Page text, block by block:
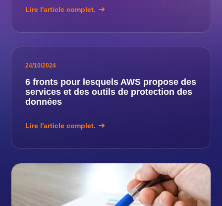
Lire l'article complet.
24/10/2024
6 fronts pour lesquels AWS propose des
services et des outils de protection des
données
Lire l'article complet.